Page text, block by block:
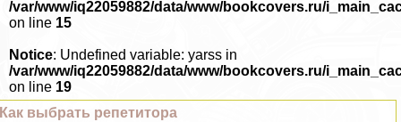
/var/www/iq22059882/data/www/bookcovers.ru/
on line 15
Notice: Undefined variable: yarss in
/var/www/iq22059882/data/www/bookcovers.ru/
on line 19
Как выбрать репетитора